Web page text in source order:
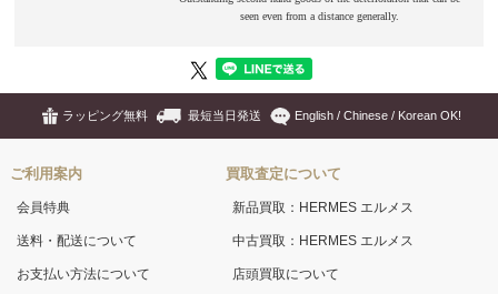
ラッピング無料 最短当日発送 English / Chinese / Korean OK!
ご利用案内
会員特典
送料・配送について
お支払い方法について
買取査定について
新品買取：HERMES エルメス
中古買取：HERMES エルメス
店頭買取について